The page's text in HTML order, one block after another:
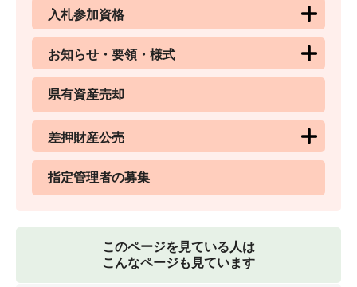
入札参加資格
お知らせ・要領・様式
県有資産売却
差押財産公売
指定管理者の募集
このページを見ている人は
こんなページも見ています